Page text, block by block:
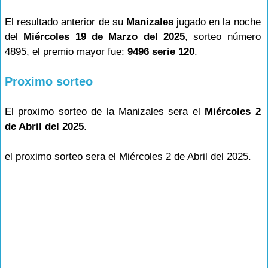
El resultado anterior de su Manizalesjugado en la noche
del Miércoles 19 de Marzo del 2025, sorteo número
4895, el premio mayor fue: 9496 serie 120.
Proximo sorteo
El proximo sorteo de la Manizales sera el Miércoles 2
de Abril del 2025.
el proximo sorteo sera el Miércoles 2 de Abril del 2025.